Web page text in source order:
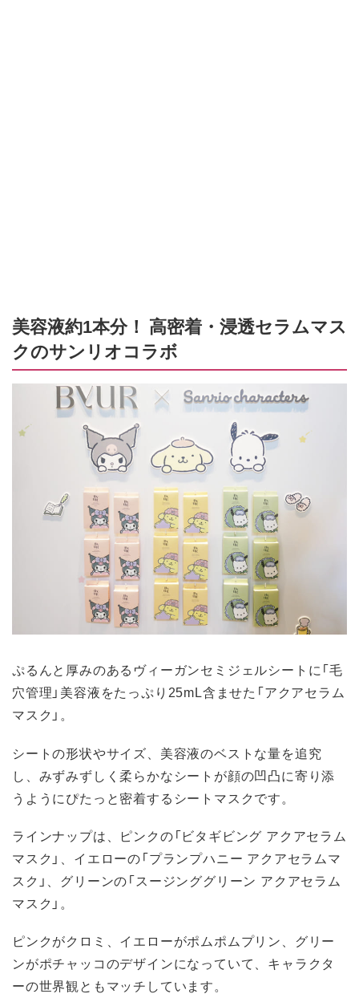
美容液約1本分！ 高密着・浸透セラムマス
クのサンリオコラボ
ぷるんと厚みのあるヴィーガンセミジェルシートに「毛
穴管理」美容液をたっぷり25mL含ませた「アクアセラム
マスク」。
シートの形状やサイズ、美容液のベストな量を追究
し、みずみずしく柔らかなシートが顔の凹凸に寄り添
うようにぴたっと密着するシートマスクです。
ラインナップは、ピンクの「ビタギビング アクアセラム
マスク」、イエローの「プランプハニー アクアセラムマ
スク」、グリーンの「スージンググリーン アクアセラム
マスク」。
ピンクがクロミ、イエローがポムポムプリン、グリー
ンがポチャッコのデザインになっていて、キャラクタ
ーの世界観ともマッチしています。